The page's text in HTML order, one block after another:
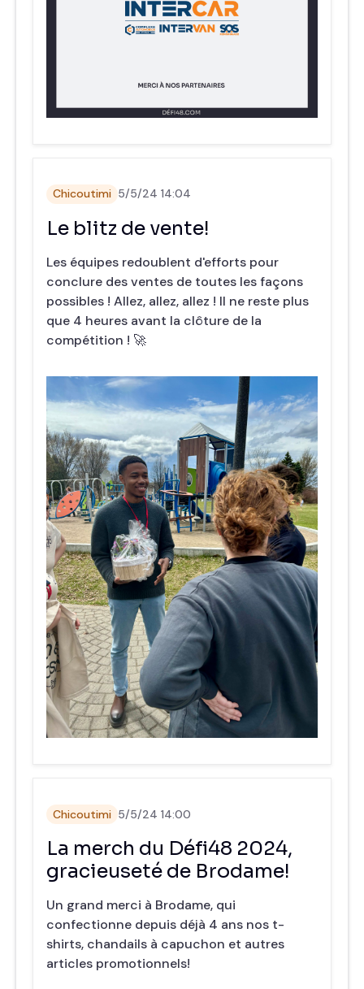
Chicoutimi 5/5/24 14:04
Le blitz de vente!
Les équipes redoublent d'efforts pour
conclure des ventes de toutes les façons
possibles ! Allez, allez, allez ! Il ne reste plus
que 4 heures avant la clôture de la
compétition ! 🚀
Chicoutimi 5/5/24 14:00
La merch du Défi48 2024,
gracieuseté de Brodame!
Un grand merci à Brodame, qui
confectionne depuis déjà 4 ans nos t-
shirts, chandails à capuchon et autres
articles promotionnels!